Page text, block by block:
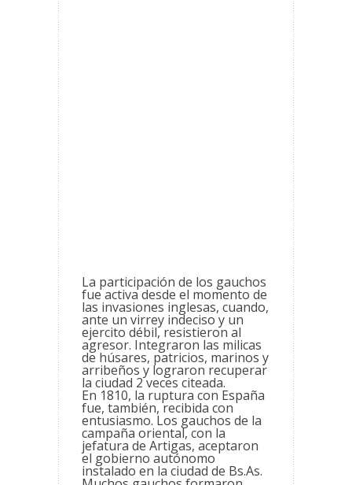
La participación de los gauchos
fue activa desde el momento de
las invasiones inglesas, cuando,
ante un virrey indeciso y un
ejercito débil, resistieron al
agresor. Integraron las milicas
de húsares, patricios, marinos y
arribeños y lograron recuperar
la ciudad 2 veces citeada.
En 1810, la ruptura con España
fue, también, recibida con
entusiasmo. Los gauchos de la
campaña oriental, con la
jefatura de Artigas, aceptaron
el gobierno autónomo
instalado en la ciudad de Bs.As.